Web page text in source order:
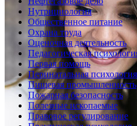
Нутрициология
Общественное питание
Охрана труда
Оценочная деятельность
Педагогическая
Первая помощь
Перинатальная психология
Пищевая промышленность
Пожарная безопасность
Полезные ископаемые
Правовое регулирование